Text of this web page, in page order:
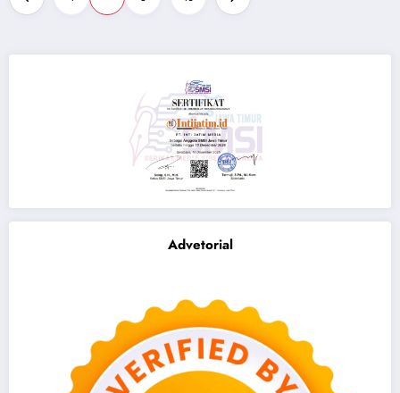
pagination
Advetorial